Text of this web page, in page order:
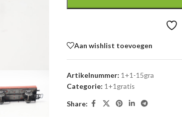
Aan wishlist toevoegen
Artikelnummer: 1+1-15gra
Categorie: 1+1gratis
Share: